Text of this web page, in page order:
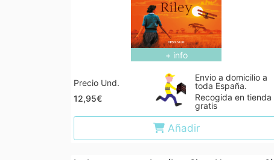
+ info
Precio Und.
12,95€
Envio a domicilio a
toda España.
Recogida en tienda
gratis
Añadir